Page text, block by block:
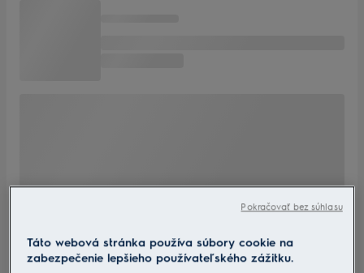
Táto webová stránka používa súbory cookie na
zabezpečenie lepšieho používateľského zážitku.
Pokračovať bez súhlasu